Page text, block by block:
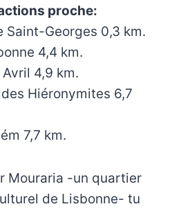
proche:
Saint-Georges 0,3 km.
4,4 km.
4,9 km.
Hiéronymites 6,7
7,7 km.
Mouraria -un quartier
de Lisbonne- tu